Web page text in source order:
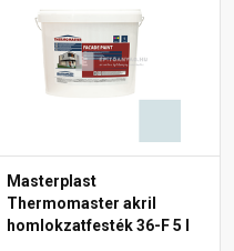
Masterplast
Thermomaster akril
homlokzatfesték 36-F 5 l